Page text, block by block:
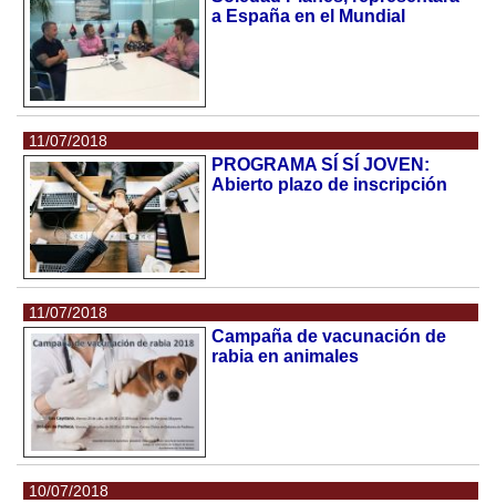
a España en el Mundial
11/07/2018
PROGRAMA SÍ SÍ JOVEN:
Abierto plazo de inscripción
11/07/2018
Campaña de vacunación de
rabia en animales
10/07/2018